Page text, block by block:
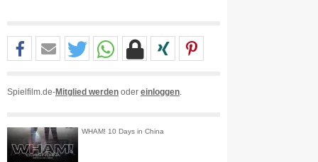
Spielfilm.de-Mitglied werden oder einloggen
WHAM! 10 Days in China